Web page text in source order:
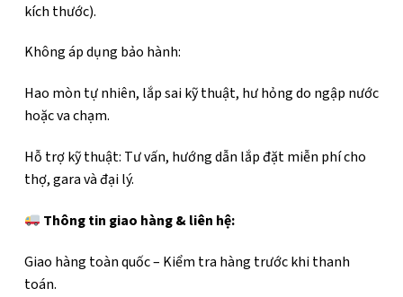
kích thước).
Không áp dụng bảo hành:
Hao mòn tự nhiên, lắp sai kỹ thuật, hư hỏng do ngập nước
hoặc va chạm.
Hỗ trợ kỹ thuật: Tư vấn, hướng dẫn lắp đặt miễn phí cho
thợ, gara và đại lý.
Thông tin giao hàng & liên hệ:
Giao hàng toàn quốc – Kiểm tra hàng trước khi thanh
toán.